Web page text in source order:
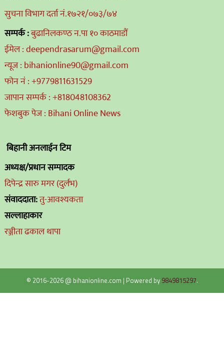
सुचना विभाग दर्ता नं.१७२१/०७३/७४
सम्पर्क :बुढानिलकण्ठ न.पा १० काठमाडौं
ईमेल : deependrasarum@gmail.com
न्यूज : bihanionline90@gmail.com
फोन नं : +9779811631529
जापान सम्पर्क : +818048108362
फेशबुक पेज : Bihani Online News
बिहानी अनलाईन टिम
अध्यक्ष/प्रधान सम्पादक
दिपेन्द्र सारु मगर (दुर्लभ)
संवाददाता:तु-आवश्यकता
सल्लाहाकार
रञ्जीता ढकाल थापा
© 2016-2026 @ bihanionline.com | Powered by 9849815297.